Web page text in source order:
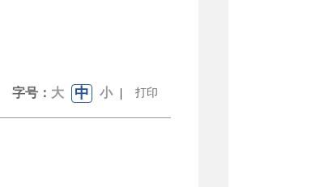
字号： 大 中 小 | 打印